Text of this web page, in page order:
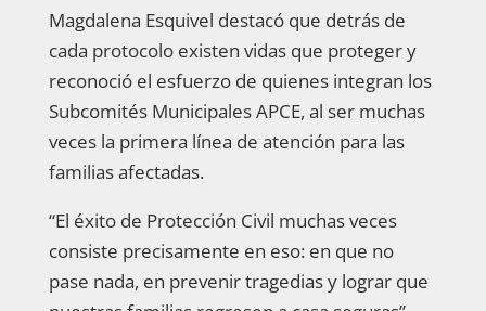
Magdalena Esquivel destacó que detrás de
cada protocolo existen vidas que proteger y
reconoció el esfuerzo de quienes integran los
Subcomités Municipales APCE, al ser muchas
veces la primera línea de atención para las
familias afectadas.
“El éxito de Protección Civil muchas veces
consiste precisamente en eso: en que no
pase nada, en prevenir tragedias y lograr que